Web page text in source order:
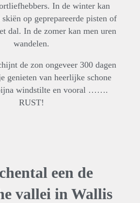
In de winter kan
op geprepareerde pisten of
dal. In de zomer kan men uren
wandelen.
de zon ongeveer 300 dagen
genieten van heerlijke schone
windstilte en vooral …….
RUST!
een de
vallei in Wallis